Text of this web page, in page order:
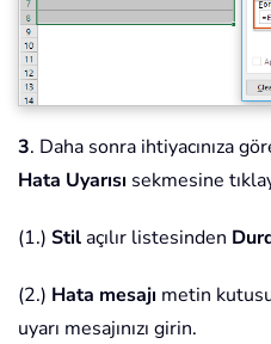
3. Daha sonra ihtiyacınıza
Hata Uyarısı sekmesine
(1.) Stilaçılır listesinden
(2.) Hata mesajı metin
uyarı mesajınızı girin.